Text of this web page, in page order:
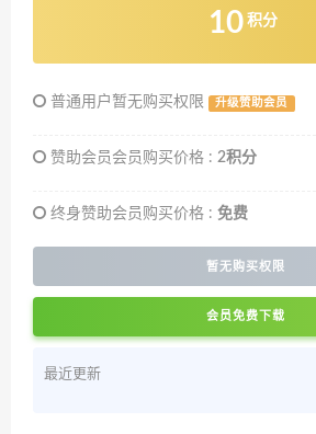
10 积分
普通用户暂无购买权限 升级赞助会员
赞助会员会员购买价格 : 2积分
终身赞助会员购买价格 : 免费
暂无购买权限
会员免费下载
最近更新